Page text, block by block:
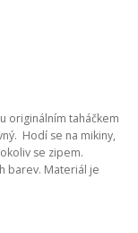
originálním taháčkem
Hodí se na mikiny,
se zipem.
barev. Materiál je